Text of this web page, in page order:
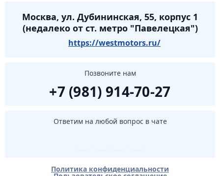
Москва, ул. Дубининская, 55, корпус 1
(недалеко от ст. метро "Павелецкая")
https://westmotors.ru/
Позвоните нам
+7 (981) 914-70-27
Ответим на любой вопрос в чате
Политика конфиденциальности